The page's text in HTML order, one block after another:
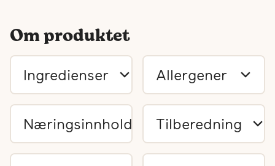
Om produktet
Ingredienser Allergener
Næringsinnhold Tilberedning